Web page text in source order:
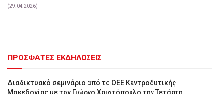
(29.04.2026)
ΠΡΟΣΦΑΤΕΣ ΕΚΔΗΛΩΣΕΙΣ
Διαδικτυακό σεμινάριο από το ΟΕΕ Κεντροδυτικής
Μακεδονίας με τον Γιώργο Χριστόπουλο την Τετάρτη